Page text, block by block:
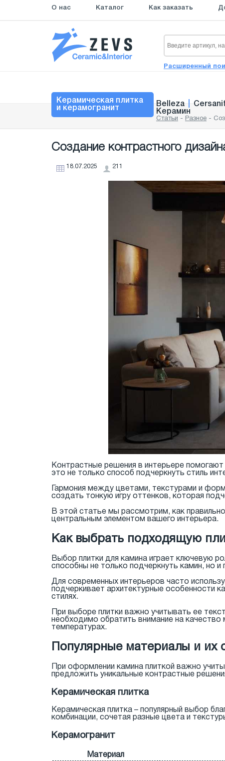
О нас Каталог Как заказать
Расширенный
Керамическая плитка
и керамогранит
Belleza
Керамин
Статьи - Разное -
Создание контрастного
18.07.2025 211
Контрастные решения в интерьере
это не только способ подчеркнуть стиль
Гармония между цветами, текстурами и
создать тонкую игру оттенков, которая
В этой статье мы рассмотрим, как
центральным элементом вашего интерьера.
Как выбрать подходящую
Выбор плитки для камина играет ключевую
способны не только подчеркнуть камин, но
Для современных интерьеров часто
подчеркивает архитектурные особенности
стилях.
При выборе плитки важно учитывать ее
необходимо обратить внимание на
температурах.
Популярные материалы и их
При оформлении камина плиткой важно
предложить уникальные контрастные
Керамическая плитка
Керамическая плитка – популярный выбор
комбинации, сочетая разные цвета и
Керамогранит
Материал